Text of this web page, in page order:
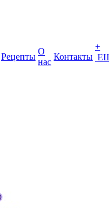
Рецепты
О
нас
Контакты
+